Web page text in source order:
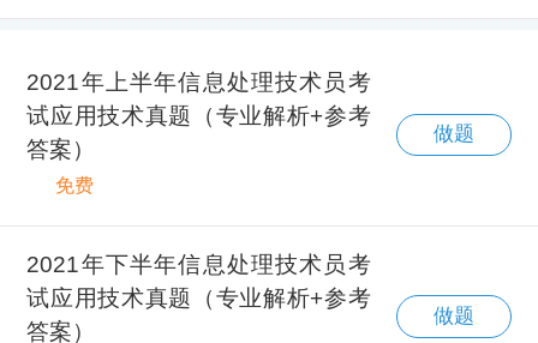
2021年上半年信息处理技术员考
试应用技术真题（专业解析+参考
答案）
免费
做题
2021年下半年信息处理技术员考
试应用技术真题（专业解析+参考
答案）
做题